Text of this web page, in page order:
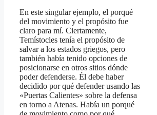
En este singular ejemplo, el porqué
del movimiento y el propósito fue
claro para mí. Ciertamente,
Temístocles tenía el propósito de
salvar a los estados griegos, pero
también había tenido opciones de
posicionarse en otros sitios dónde
poder defenderse. Él debe haber
decidido por qué defender usando las
«Puertas Calientes» sobre la defensa
en torno a Atenas. Había un porqué